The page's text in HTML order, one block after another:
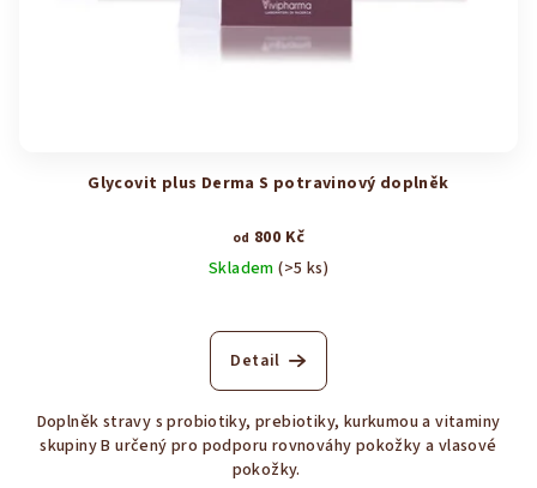
Glycovit plus Derma S potravinový doplněk
od 800 Kč
Skladem(>5 ks)
hodnocení
produktu
z
5
hvězdiček.
Detail
Doplněk stravy s probiotiky, prebiotiky, kurkumou a vitaminy
skupiny B určený pro podporu rovnováhy pokožky a vlasové
pokožky.